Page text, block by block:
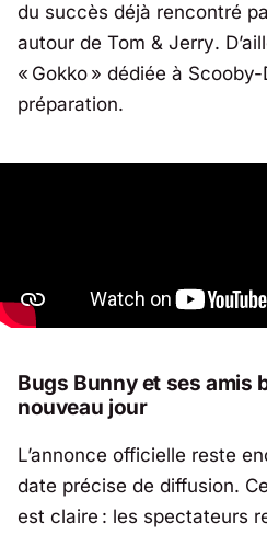
du succès déjà rencontré
autour de Tom & Jerry.
« Gokko » dédiée à Scooby-
préparation.
Bugs Bunny et ses amis
nouveau jour
L’annonce officielle reste
date précise de diffusion.
est claire : les spectateurs